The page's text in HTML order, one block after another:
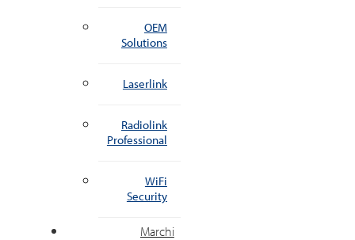
OEM
Solutions
Laserlink
Radiolink
Professional
WiFi
Security
Marchi